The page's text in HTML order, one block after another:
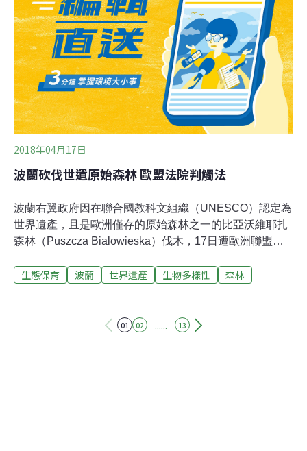
遺產之列。報導指出，新聞稿提到，UNESCO是因為貝里
斯政府採取行動而做出上述決定，相關行動包括立法暫停
在貝里斯海域進行石油探勘和其他石油作業，並且修改紅
樹林法規。
2018年04月17日
波蘭砍伐世遺原始森林 歐盟法院判觸法
波蘭右翼政府因在聯合國教科文組織（UNESCO）認定為
世界遺產，且是歐洲僅存的原始森林之一的比亞沃維耶扎
森林（Puszcza Bialowieska）伐木，17日遭歐洲聯盟最
5月開始，歐洲聯盟執行委員會（European
（European Court of Justice）在聲明中表示：「波蘭對自
生態保育 波蘭 世界遺產 生物多樣性 森林
01 02 ...... 13